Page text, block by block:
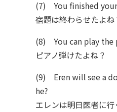
(7) You finished
宿題は終わらせたよね
(8) You can play the
ピアノ弾けたよね？
(9) Eren will see a
he?
エレンは明日医者に行